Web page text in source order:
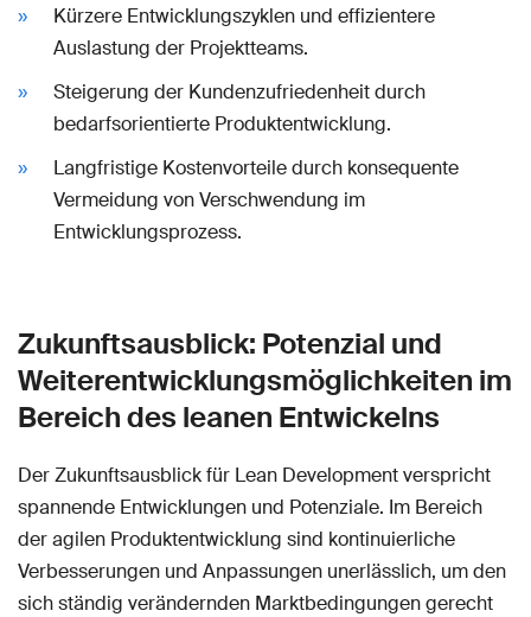
Kürzere Entwicklungszyklen und effizientere
Auslastung der Projektteams.
Steigerung der Kundenzufriedenheit durch
bedarfsorientierte Produktentwicklung.
Langfristige Kostenvorteile durch konsequente
Vermeidung von Verschwendung im
Entwicklungsprozess.
Zukunftsausblick: Potenzial und
Weiterentwicklungsmöglichkeiten im
Bereich des leanen Entwickelns
Der Zukunftsausblick für Lean Development verspricht
spannende Entwicklungen und Potenziale. Im Bereich
der agilen Produktentwicklung sind kontinuierliche
Verbesserungen und Anpassungen unerlässlich, um den
sich ständig verändernden Marktbedingungen gerecht